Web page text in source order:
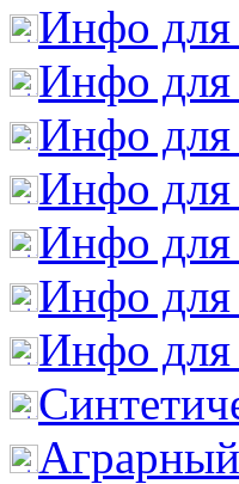
Инфо для
Инфо для
Инфо для
Инфо для
Инфо для
Инфо для
Инфо для